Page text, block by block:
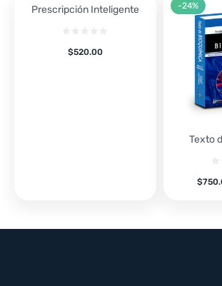
Prescripción Inteligente
$520.00
Texto
$
-24%